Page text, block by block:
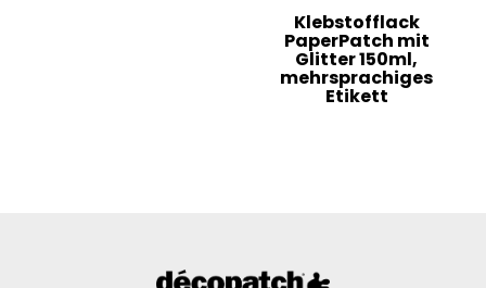
Klebstofflack
PaperPatch mit
Glitter 150ml,
mehrsprachiges
Etikett